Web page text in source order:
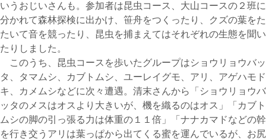
いうおじいさんも。参加者は昆虫コース、大山コースの２班に
分かれて森林探検に出かけ、笹舟をつくったり、クズの葉をた
たいて音を競ったり、昆虫を捕まえてはそれぞれの生態を聞い
たりしました。
このうち、昆虫コースを歩いたグループはショウリョウバッ
タ、タマムシ、カブトムシ、ユーレイグモ、アリ、アゲハモド
キ、カメムシなどに次々遭遇。清末さんから「ショウリョウバ
ッタのメスはオスより大きいが、機を織るのはオス」「カブト
ムシの脚の引っ張る力は体重の１１倍」「ナナカマドなどの幹
を行き交うアリは葉っぱから出てくる蜜を運んでいるが、お尻